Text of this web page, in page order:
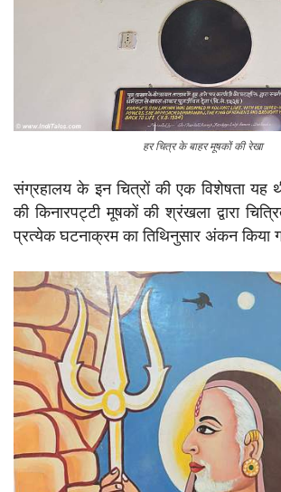
हर चित्र के बाहर मूषकों की रेखा
संग्रहालय के इन चित्रों की एक विशेषता यह
की किनारपट्टी मूषकों की श्रंखला द्वारा
प्रत्येक घटनाक्रम का तिथिनुसार अंकन किया